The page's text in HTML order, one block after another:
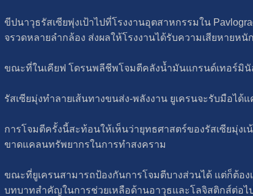
ขีปนาวุธรัสเซียพุ่งเป้าไปที่โรงงานอุตสาหกรรมใน
จรวดหลายลำกล้อง ส่งผลให้โรงงานได้รับความเสียหายหนั
ขณะที่ในเคียฟ โดรนพลีชีพโจมตีคลังน้ำมันแกรนด์เทอร์มินั
รัสเซียมุ่งทำลายเส้นทางขนส่ง-พลังงาน ยูเครนจะรับมือได้
การโจมตีครั้งนี้สะท้อนให้เห็นว่ายุทธศาสตร์ของรัสเซียมุ่ง
ขาดแคลนทรัพยากรในการทำสงคราม
ขณะที่ยูเครนสามารถป้องกันการโจมตีบางส่วนได้ แต่ก็ต้อ
บทบาทสำคัญในการช่วยเหลือด้านอาวุธและโลจิสติกส์ต่อไป